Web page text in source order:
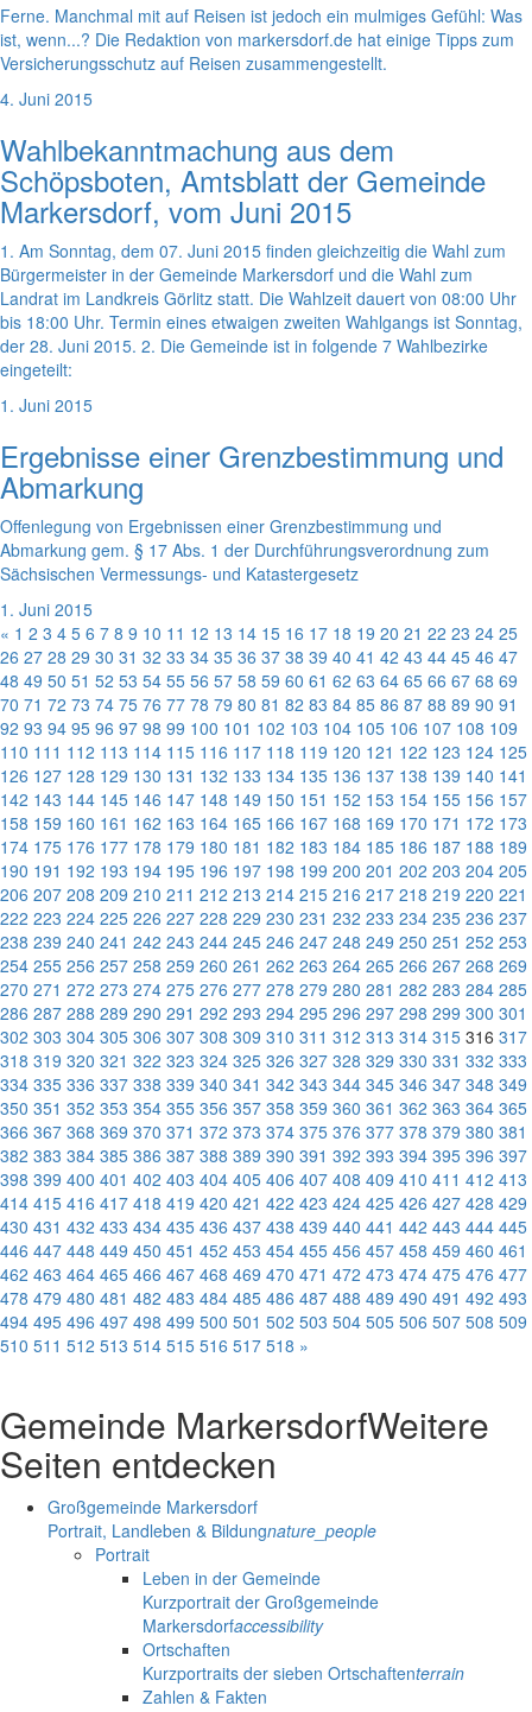
Ferne. Manchmal mit auf Reisen ist jedoch ein mulmiges Gefühl: Was
ist, wenn...? Die Redaktion von markersdorf.de hat einige Tipps zum
Versicherungsschutz auf Reisen zusammengestellt.
4. Juni 2015
Wahlbekanntmachung aus dem
Schöpsboten, Amtsblatt der Gemeinde
Markersdorf, vom Juni 2015
1. Am Sonntag, dem 07. Juni 2015 finden gleichzeitig die Wahl zum
Bürgermeister in der Gemeinde Markersdorf und die Wahl zum
Landrat im Landkreis Görlitz statt. Die Wahlzeit dauert von 08:00 Uhr
bis 18:00 Uhr. Termin eines etwaigen zweiten Wahlgangs ist Sonntag,
der 28. Juni 2015. 2. Die Gemeinde ist in folgende 7 Wahlbezirke
eingeteilt:
1. Juni 2015
Ergebnisse einer Grenzbestimmung und
Abmarkung
Offenlegung von Ergebnissen einer Grenzbestimmung und
Abmarkung gem. § 17 Abs. 1 der Durchführungsverordnung zum
Sächsischen Vermessungs- und Katastergesetz
1. Juni 2015
« 1 2 3 4 5 6 7 8 9 10 11 12 13 14 15 16 17 18 19 20 21 22 23 24 25
26 27 28 29 30 31 32 33 34 35 36 37 38 39 40 41 42 43 44 45 46 47
48 49 50 51 52 53 54 55 56 57 58 59 60 61 62 63 64 65 66 67 68 69
70 71 72 73 74 75 76 77 78 79 80 81 82 83 84 85 86 87 88 89 90 91
92 93 94 95 96 97 98 99 100 101 102 103 104 105 106 107 108 109
110 111 112 113 114 115 116 117 118 119 120 121 122 123 124 125
126 127 128 129 130 131 132 133 134 135 136 137 138 139 140 141
142 143 144 145 146 147 148 149 150 151 152 153 154 155 156 157
158 159 160 161 162 163 164 165 166 167 168 169 170 171 172 173
174 175 176 177 178 179 180 181 182 183 184 185 186 187 188 189
190 191 192 193 194 195 196 197 198 199 200 201 202 203 204 205
206 207 208 209 210 211 212 213 214 215 216 217 218 219 220 221
222 223 224 225 226 227 228 229 230 231 232 233 234 235 236 237
238 239 240 241 242 243 244 245 246 247 248 249 250 251 252 253
254 255 256 257 258 259 260 261 262 263 264 265 266 267 268 269
270 271 272 273 274 275 276 277 278 279 280 281 282 283 284 285
286 287 288 289 290 291 292 293 294 295 296 297 298 299 300 301
302 303 304 305 306 307 308 309 310 311 312 313 314 315 316 317
318 319 320 321 322 323 324 325 326 327 328 329 330 331 332 333
334 335 336 337 338 339 340 341 342 343 344 345 346 347 348 349
350 351 352 353 354 355 356 357 358 359 360 361 362 363 364 365
366 367 368 369 370 371 372 373 374 375 376 377 378 379 380 381
382 383 384 385 386 387 388 389 390 391 392 393 394 395 396 397
398 399 400 401 402 403 404 405 406 407 408 409 410 411 412 413
414 415 416 417 418 419 420 421 422 423 424 425 426 427 428 429
430 431 432 433 434 435 436 437 438 439 440 441 442 443 444 445
446 447 448 449 450 451 452 453 454 455 456 457 458 459 460 461
462 463 464 465 466 467 468 469 470 471 472 473 474 475 476 477
478 479 480 481 482 483 484 485 486 487 488 489 490 491 492 493
494 495 496 497 498 499 500 501 502 503 504 505 506 507 508 509
510 511 512 513 514 515 516 517 518 »
Gemeinde MarkersdorfWeitere
Seiten entdecken
Großgemeinde Markersdorf
Portrait, Landleben & Bildungnature_people
Portrait
Leben in der Gemeinde
Kurzportrait der Großgemeinde
Markersdorfaccessibility
Ortschaften
Kurzportraits der sieben Ortschaftenterrain
Zahlen & Fakten